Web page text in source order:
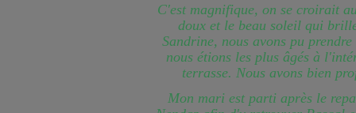
C'est magnifique, on se croirait
doux et le beau soleil qui
Sandrine, nous avons pu
nous étions les plus âgés à
terrasse. Nous avons bien
Mon mari est parti après le